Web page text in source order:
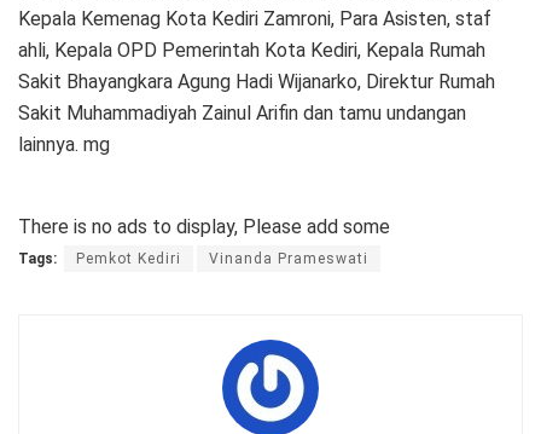
Kepala Kemenag Kota Kediri Zamroni, Para Asisten, staf
ahli, Kepala OPD Pemerintah Kota Kediri, Kepala Rumah
Sakit Bhayangkara Agung Hadi Wijanarko, Direktur Rumah
Sakit Muhammadiyah Zainul Arifin dan tamu undangan
lainnya. mg
There is no ads to display, Please add some
Tags: Pemkot Kediri Vinanda Prameswati